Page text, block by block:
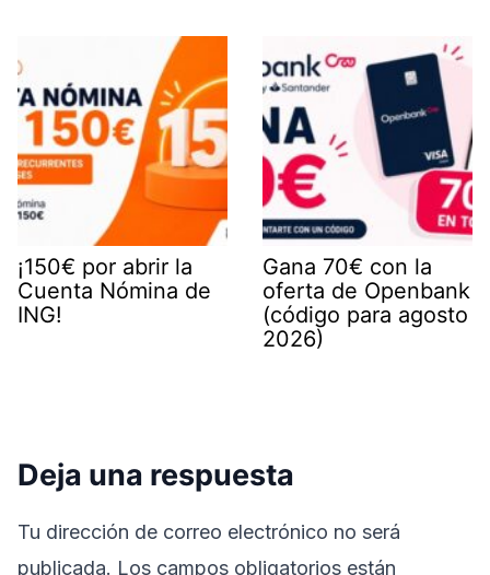
¡150€ por abrir la
Cuenta Nómina de
ING!
Gana 70€ con la
oferta de Openbank
(código para agosto
2026)
Deja una respuesta
Tu dirección de correo electrónico no será
publicada. Los campos obligatorios están